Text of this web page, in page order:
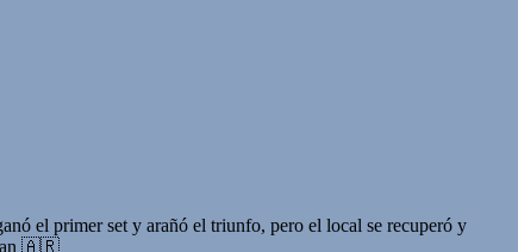
el primer set y arañó el triunfo, pero el local se recuperó y
🇦🇷